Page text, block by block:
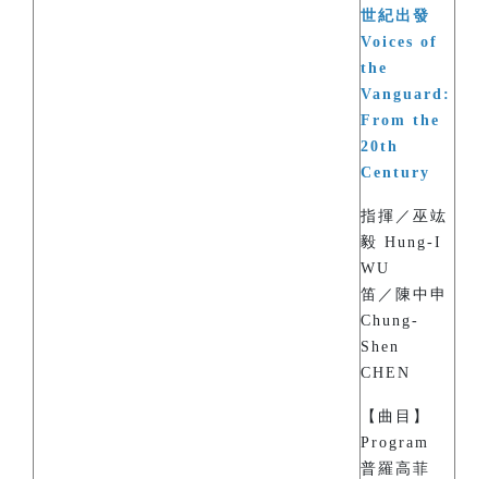
世紀出發
Voices of
the
Vanguard:
From the
20th
Century
指揮／巫竑
毅 Hung-I
WU
笛／陳中申
Chung-
Shen
CHEN
【曲目】
Program
普羅高菲